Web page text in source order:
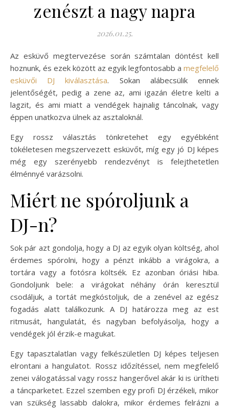
zenészt a nagy napra
2026.01.25.
Az esküvő megtervezése során számtalan döntést kell
hoznunk, és ezek között az egyik legfontosabb a megfelelő
esküvői DJ kiválasztása. Sokan alábecsülik ennek
jelentőségét, pedig a zene az, ami igazán életre kelti a
lagzit, és ami miatt a vendégek hajnalig táncolnak, vagy
éppen unatkozva ülnek az asztaloknál.
Egy rossz választás tönkretehet egy egyébként
tökéletesen megszervezett esküvőt, míg egy jó DJ képes
még egy szerényebb rendezvényt is felejthetetlen
élménnyé varázsolni.
Miért ne spóroljunk a
DJ-n?
Sok pár azt gondolja, hogy a DJ az egyik olyan költség, ahol
érdemes spórolni, hogy a pénzt inkább a virágokra, a
tortára vagy a fotósra költsék. Ez azonban óriási hiba.
Gondoljunk bele: a virágokat néhány órán keresztül
csodáljuk, a tortát megkóstoljuk, de a zenével az egész
fogadás alatt találkozunk. A DJ határozza meg az est
ritmusát, hangulatát, és nagyban befolyásolja, hogy a
vendégek jól érzik-e magukat.
Egy tapasztalatlan vagy felkészületlen DJ képes teljesen
elrontani a hangulatot. Rossz időzítéssel, nem megfelelő
zenei válogatással vagy rossz hangerővel akár ki is ürítheti
a táncparketet. Ezzel szemben egy profi DJ érzékeli, mikor
van szükség lassabb dalokra, mikor érdemes felrázni a